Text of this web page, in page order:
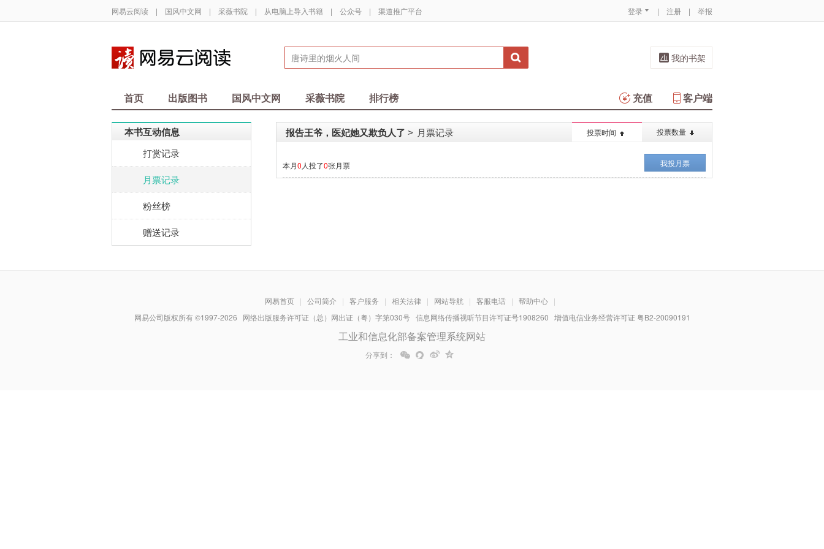
网易云阅读 | 国风中文网 | 采薇书院 | 从电脑上导入书籍 | 公众号 | 渠道推广平台 登录 | 注册 | 举报
我的书架
首页 出版图书 国风中文网 采薇书院 排行榜 客户端
充值
本书互动信息
打赏记录
月票记录
粉丝榜
赠送记录
投票时间 投票数量
报告王爷，医妃她又欺负人了 > 月票记录
本月0 人投了0张月票 我投月票
网易首页 | 公司简介 | 客户服务 | 相关法律 | 网站导航 | 客服电话 | 帮助中心 |
网易公司版权所有 ©1997-2026 网络出版服务许可证（总）网出证（粤）字第030号 信息网络传播视听节目许可证号1908260 增值电信业务经营许可证 粤B2-20090191
工业和信息化部备案管理系统网站
分享到：